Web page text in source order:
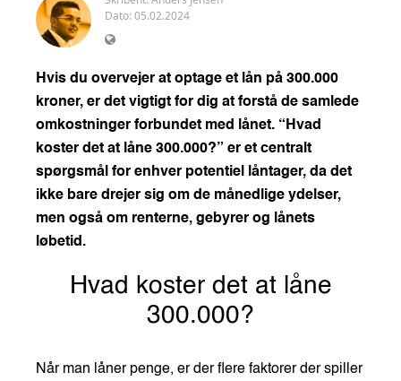
Dato: 05.02.2024
Hvis du overvejer at optage et lån på 300.000
kroner, er det vigtigt for dig at forstå de samlede
omkostninger forbundet med lånet. “Hvad
koster det at låne 300.000?” er et centralt
spørgsmål for enhver potentiel låntager, da det
ikke bare drejer sig om de månedlige ydelser,
men også om renterne, gebyrer og lånets
løbetid.
Hvad koster det at låne
300.000?
Når man låner penge, er der flere faktorer der spiller